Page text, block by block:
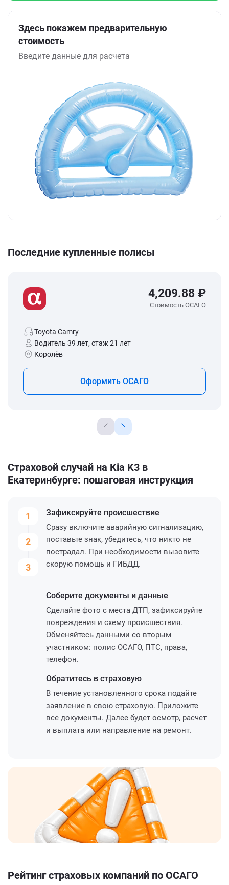
Здесь покажем предварительную
стоимость
Введите данные для расчета
Последние купленные полисы
4,209.88 ₽
Стоимость ОСАГО
Toyota Camry
Водитель 39 лет, стаж 21 лет
Королёв
Оформить ОСАГО
Страховой случай на Kia K3 в
Екатеринбурге: пошаговая инструкция
1
2
3
Зафиксируйте происшествие
Сразу включите аварийную сигнализацию,
поставьте знак, убедитесь, что никто не
пострадал. При необходимости вызовите
скорую помощь и ГИБДД.
Соберите документы и данные
Сделайте фото с места ДТП, зафиксируйте
повреждения и схему происшествия.
Обменяйтесь данными со вторым
участником: полис ОСАГО, ПТС, права,
телефон.
Обратитесь в страховую
В течение установленного срока подайте
заявление в свою страховую. Приложите
все документы. Далее будет осмотр, расчет
и выплата или направление на ремонт.
Рейтинг страховых компаний по ОСАГО